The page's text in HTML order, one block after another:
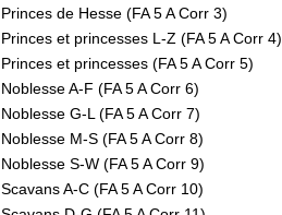
Princes de Hesse (FA 5 A Corr 3)
Princes et princesses L-Z (FA 5 A Corr 4)
Princes et princesses (FA 5 A Corr 5)
Noblesse A-F (FA 5 A Corr 6)
Noblesse G-L (FA 5 A Corr 7)
Noblesse M-S (FA 5 A Corr 8)
Noblesse S-W (FA 5 A Corr 9)
Scavans A-C (FA 5 A Corr 10)